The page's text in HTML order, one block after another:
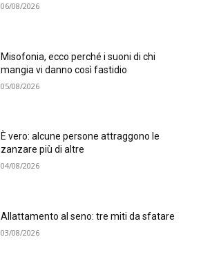
06/08/2026
Misofonia, ecco perché i suoni di chi
mangia vi danno così fastidio
05/08/2026
È vero: alcune persone attraggono le
zanzare più di altre
04/08/2026
Allattamento al seno: tre miti da sfatare
03/08/2026